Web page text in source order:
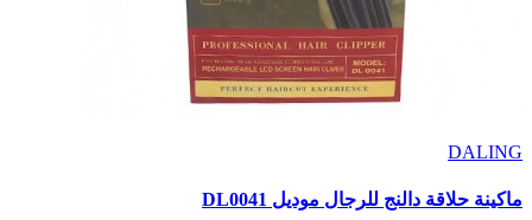
DALING
ماكينة حلاقة دالنج للرجال موديل DL0041